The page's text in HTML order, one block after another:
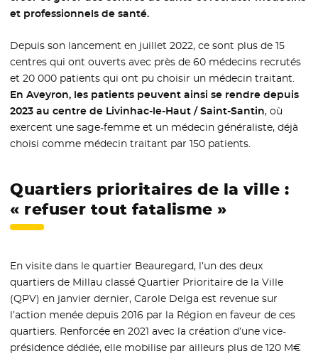
et professionnels de santé.
Depuis son lancement en juillet 2022, ce sont plus de 15
centres qui ont ouverts avec près de 60 médecins recrutés
et 20 000 patients qui ont pu choisir un médecin traitant.
En Aveyron, les patients peuvent ainsi se rendre depuis
2023 au centre de Livinhac-le-Haut / Saint-Santin, où
exercent une sage-femme et un médecin généraliste, déjà
choisi comme médecin traitant par 150 patients.
Quartiers prioritaires de la ville :
« refuser tout fatalisme »
En visite dans le quartier Beauregard, l’un des deux
quartiers de Millau classé Quartier Prioritaire de la Ville
(QPV) en janvier dernier, Carole Delga est revenue sur
l’action menée depuis 2016 par la Région en faveur de ces
quartiers. Renforcée en 2021 avec la création d’une vice-
présidence dédiée, elle mobilise par ailleurs plus de 120 M€